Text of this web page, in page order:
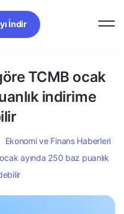
İndir
TCMB ocak
indirime
Ekonomi ve Finans Haberleri
ayında 250 baz puanlık